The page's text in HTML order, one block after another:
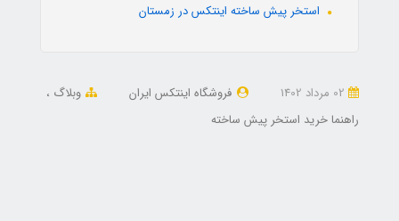
استخر پیش ساخته اینتکس در زمستان
فروشگاه اینتکس ایران
وبلاگ
راهنما خرید استخر پیش ساخته